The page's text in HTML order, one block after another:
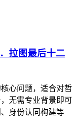
拉图最后十二
心问题，适合对哲
无需专业背景即可
身份认同构建等